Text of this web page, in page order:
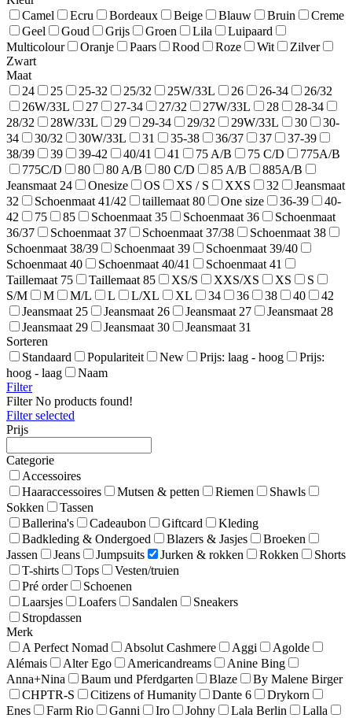
Camel
Ecru Bordeaux Beige Blauw Bruin
Creme
Geel
Goud Grijs Groen Lila
Luipaard
Multicolour
Oranje Paars Rood Roze Wit
Zilver
Zwart
Maat
24
25 25-32 25/32 25W/33L 26 26-34
26/32
26W/33L
27 27-34 27/32 27W/33L 28
28-34
28/32
28W/33L 29 29-34 29/32 29W/33L 30
30-
34
30/32 30W/33L 31 35-38 36/37 37
37-39
38/39
39 39-42 40/41 41 75 A/B 75 C/D
775A/B
775C/D
80 80 A/B 80 C/D 85 A/B
885A/B
Jeansmaat 24
Onesize OS XS / S XXS 32
Jeansmaat
32
Schoenmaat 41/42 taillemaat 80 One size 36-39
40-
42
75 85 Schoenmaat 35 Schoenmaat 36
Schoenmaat
36/37
Schoenmaat 37 Schoenmaat 37/38
Schoenmaat 38
Schoenmaat 38/39
Schoenmaat 39
Schoenmaat 39/40
Schoenmaat 40
Schoenmaat 40/41
Schoenmaat 41
Taillemaat 75
Taillemaat 85 XS/S XXS/XS XS
S
S/M
M M/L L L/XL XL 34 36 38 40
42
Jeansmaat 25
Jeansmaat 26 Jeansmaat 27
Jeansmaat 28
Jeansmaat 29
Jeansmaat 30
Jeansmaat 31
Sorteren
Standaard
Populariteit New Prijs: laag - hoog
Prijs:
hoog - laag
Naam
Filter
FilterNo products found!
Filter selected
Prijs
Categorie
Accessoires
Haaraccessoires
Mutsen & petten Riemen
Shawls
Sokken
Tassen
Ballerina's
Cadeaubon Giftcard
Kleding
Badkleding & Ondergoed
Blazers & Jasjes
Broeken
Jassen
Jeans Jumpsuits Jurken & rokken Rokken
Shorts
T-shirts
Tops
Vesten/truien
Pré order
Schoenen
Laarsjes
Loafers Sandalen
Sneakers
Stropdassen
Merk
A Perfect Nomad
Absolut Cashmere Aggi
Agolde
Alémais
Alter Ego Americandreams
Anine Bing
Anna+Nina
Baum und Pferdgarten Blaze
By Malene Birger
CHPTR-S
Citizens of Humanity Dante 6
Drykorn
Enes
Farm Rio Ganni Iro Johny Lala Berlin
Lalla